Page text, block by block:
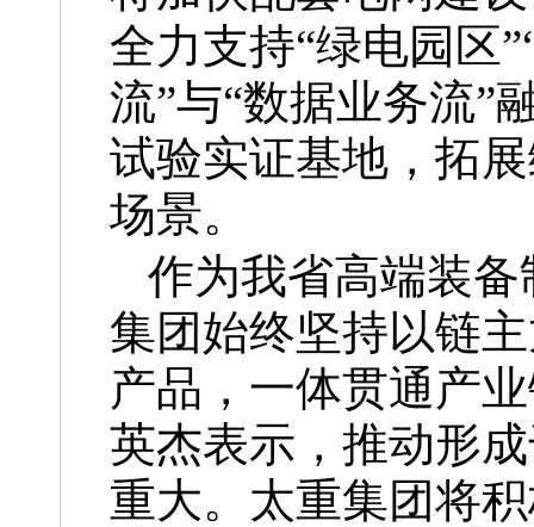
全力支持“绿电园区
流”与“数据业务流”
试验实证基地，拓
场景。
作为我省高端装
集团始终坚持以链
产品，一体贯通产
英杰表示，推动形
重大。太重集团将